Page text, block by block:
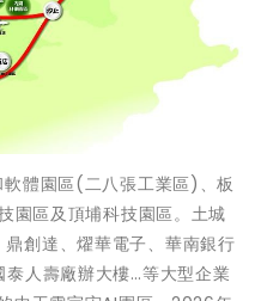
軟體園區(二八張工業區)、板
園區及頂埔科技園區。土城
創達、燿華電子、華南銀行
人壽廠辦大樓…等大型企業